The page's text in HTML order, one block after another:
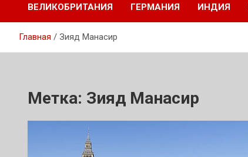
ВЕЛИКОБРИТАНИЯ ГЕРМАНИЯ ИНДИЯ
Главная Зияд Манасир
Метка: Зияд Манасир